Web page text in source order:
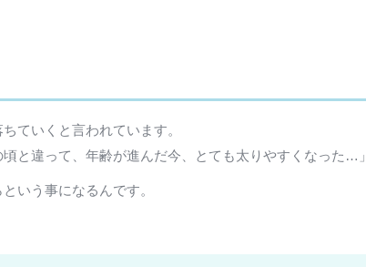
ていくと言われています。
と違って、年齢が進んだ今、とても太りやすくなった…」
いう事になるんです。